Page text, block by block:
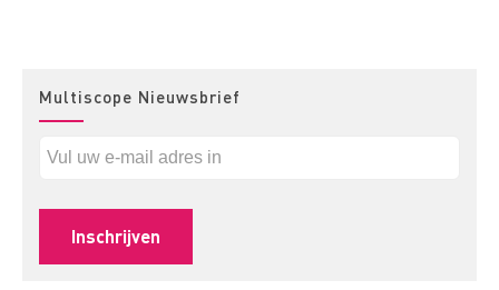
Multiscope Nieuwsbrief